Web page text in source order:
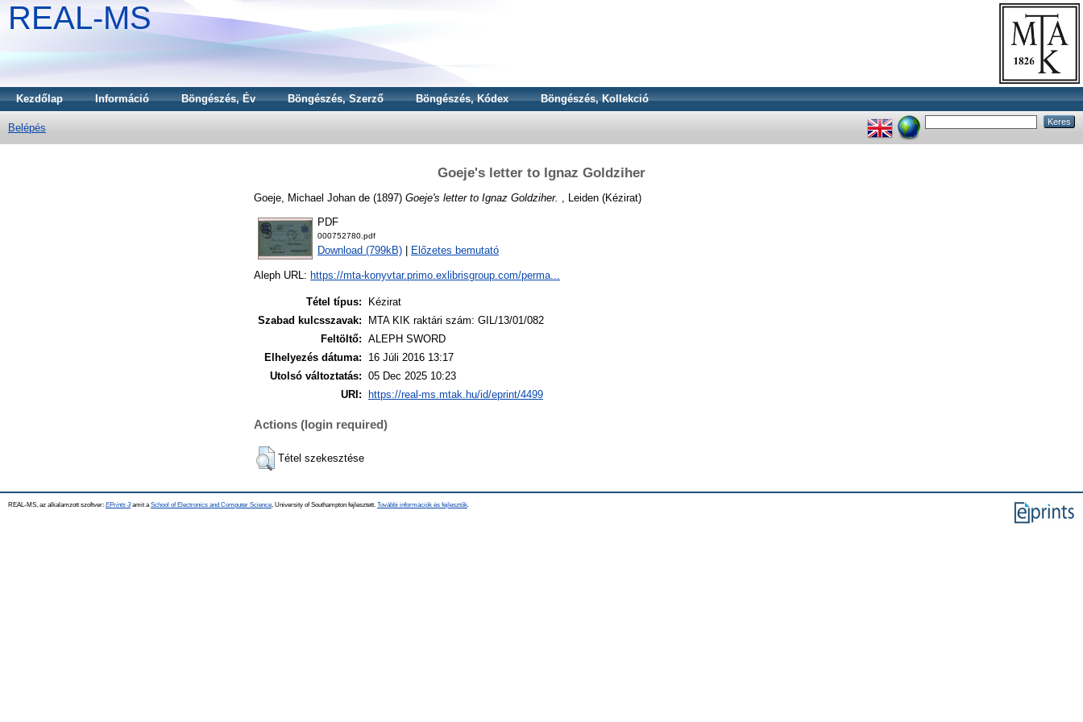
REAL-MS
Kezdőlap Információ Böngészés, Év Böngészés, Szerző Böngészés, Kódex Böngészés, Kollekció
Belépés
Goeje's letter to Ignaz Goldziher
Goeje, Michael Johan de (1897) Goeje's letter to Ignaz Goldziher. , Leiden (Kézirat)
PDF
000752780.pdf
Download (799kB) Előzetes bemutató
Aleph URL: https://mta-konyvtar.primo.exlibrisgroup.com/perma...
Tétel típus:
Kézirat
Szabad kulcsszavak:
MTA KIK raktári szám: GIL/13/01/082
Feltöltő: ALEPH SWORD
Elhelyezés dátuma:
16 Júli 2016 13:17
Utolsó változtatás: 05 Dec 2025 10:23
URI:
https://real-ms.mtak.hu/id/eprint/4499
Actions (login required)
Tétel szekesztése
REAL-MS, az alkalamzott szoftver: EPrints 3amit a School of Electronics and Computer Science , University of Southampton fejlesztett. További információk és fejlesztők